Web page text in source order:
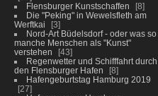
Flensburger Kunstschaffen
8
Die "Peking" in Wewelsfleth am
Werftkai
3
Nord-Art Büdelsdorf - oder was so
manche Menschen als "Kunst"
verstehen
43
Regenwetter und Schifffahrt durch
den Flensburger Hafen
8
Hafengeburtstag Hamburg 2019
27